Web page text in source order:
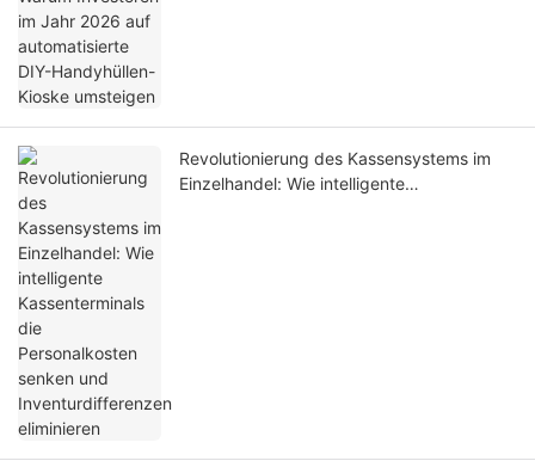
Revolutionierung des Kassensystems im
Einzelhandel: Wie intelligente